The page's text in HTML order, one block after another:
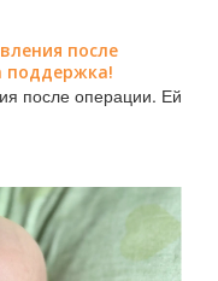
после
поддержка!
после операции. Ей